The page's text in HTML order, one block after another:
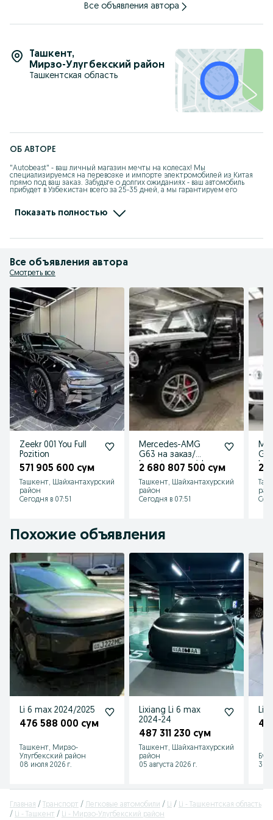
Шоурум находится в Ташкент сити автосалон " Autobeast "
Все объявления автора
Ташкент,
Мирзо-Улугбекский район
Ташкентская область
ОБ АВТОРЕ
"Autobeast" - ваш личный магазин мечты на колесах! Мы
специализируемся на перевозке и импорте электромобилей из Китая
прямо под ваш заказ. Забудьте о долгих ожиданиях - ваш автомобиль
прибудет в Узбекистан всего за 25-35 дней, а мы гарантируем его
всего в 10-дневной дороге от Ташкента, так что вы можете быстро
получить всю необходимую информацию и оформить заказ на свой
Показать полностью
Все объявления автора
Смотреть все
Zeekr 001 You Full
Pozition
571 905 600 сум
Ташкент, Шайхантахурский
район
Сегодня в 07:51
Mercedes-AMG
G63 на заказ/
buyurtma asosida
2 680 807 500 сум
Ташкент, Шайхантахурский
район
Сегодня в 07:51
2
Похожие объявления
Li 6 max 2024/2025
476 588 000 сум
Ташкент, Мирзо-
Улугбекский район
08 июля 2026 г.
Lixiang Li 6 max
2024-24
487 311 230 сум
Ташкент, Шайхантахурский
район
05 августа 2026 г.
Li
31
Главная Транспорт Легковые автомобили Li
Li - Ташкентская область
Li - Ташкент
Li - Мирзо-Улугбекский район